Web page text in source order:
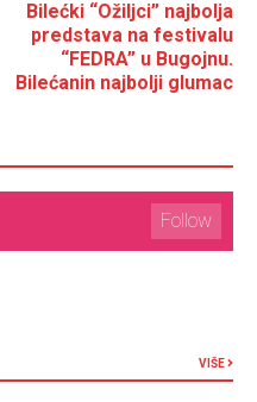
Bilećki “Ožiljci” najbolja
predstava na festivalu
“FEDRA” u Bugojnu.
Bilećanin najbolji glumac
Follow
VIŠE